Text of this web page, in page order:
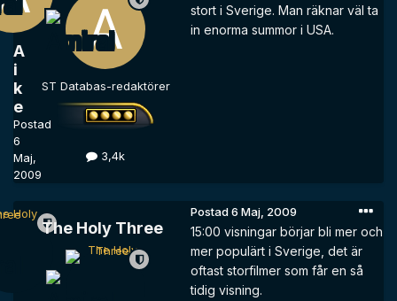
A
i
k
e
Postad
6
Maj,
2009
ST Databas-redaktörer
3,4k
stort i Sverige. Man räknar väl ta
in enorma summor i USA.
The Holy Three
Postad6 Maj, 2009
15:00 visningar börjar bli mer och
mer populärt i Sverige, det är
oftast storfilmer som får en så
tidig visning.